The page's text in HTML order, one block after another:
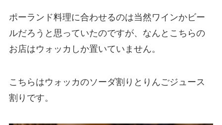
ポーランド料理に合わせるのは当然ワインかビー
ルだろうと思っていたのですが、なんとこちらの
お店はウォッカしか置いていません。
こちらはウォッカのソーダ割りとりんごジュース
割りです。